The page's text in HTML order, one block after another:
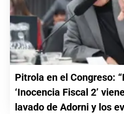
Pitrola en el Congreso:
‘Inocencia Fiscal 2’
lavado de Adorni y los